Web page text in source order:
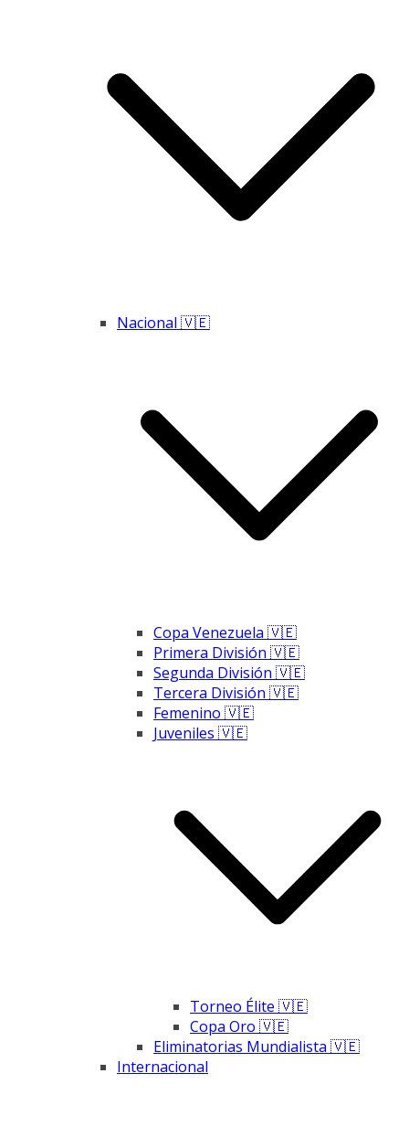
Nacional 🇻🇪
Copa Venezuela 🇻🇪
Primera División 🇻🇪
Segunda División 🇻🇪
Tercera División 🇻🇪
Femenino 🇻🇪
Juveniles 🇻🇪
Torneo Élite 🇻🇪
Copa Oro 🇻🇪
Eliminatorias Mundialista 🇻🇪
Internacional